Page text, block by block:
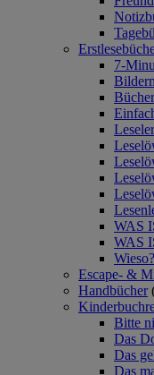
7-
WAS
WAS
Escape- &
Handbücher
Bitte
Das
Das
Das